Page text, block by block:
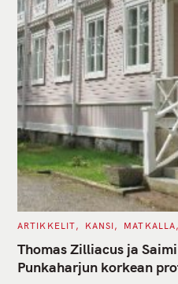
C
T
E
G
O
ARTIKKELIT KANSI MATKALLA
Thomas Zilliacus ja
Punkaharjun korkean